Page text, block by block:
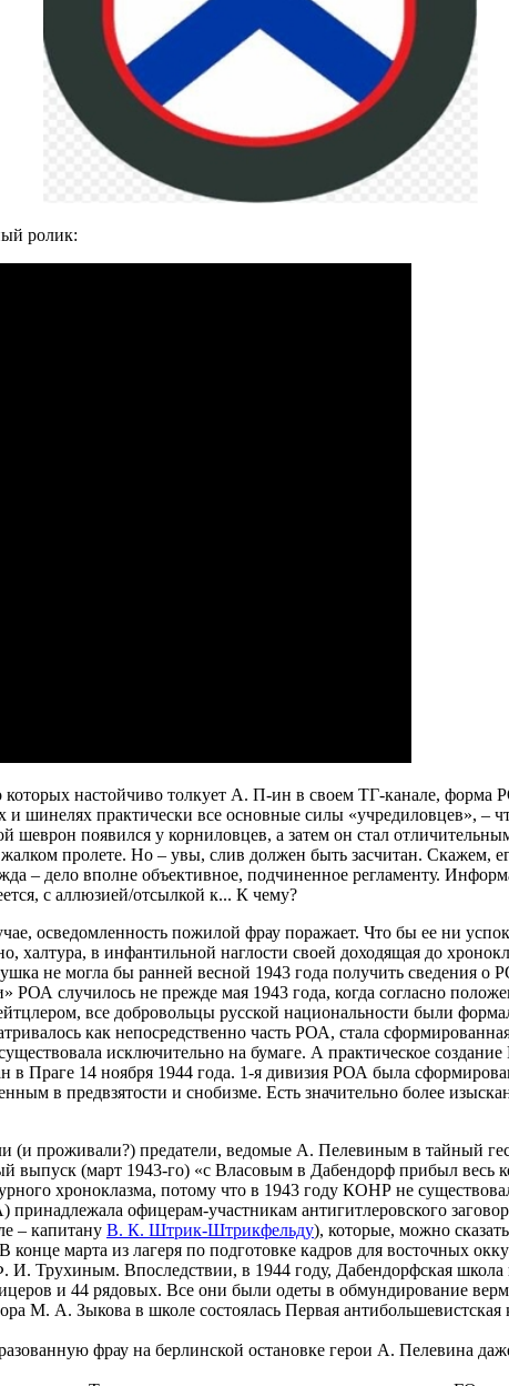
ролик:
настойчиво толкует А. П-ин в своем ТГ-канале,
шинелях практически все основные силы «учредиловцев», –
шеврон появился у корниловцев, а затем он стал
жалком пролете. Но – увы, слив должен быть засчитан.
– дело вполне объективное, подчиненное регламенту.
с аллюзией/отсылкой к... К чему?
осведомленность пожилой фрау поражает. Что бы ее ни
в инфантильной наглости своей доходящая до
не могла бы ранней весной 1943 года получить сведения
РОА случилось не прежде мая 1943 года, когда согласно
все добровольцы русской национальности были
как непосредственно часть РОА, стала
исключительно на бумаге. А практическое
Праге 14 ноября 1944 года. 1-я дивизия РОА была
в предвзятости и снобизме. Есть значительно более
(и проживали?) предатели, ведомые А. Пелевиным в тайный
выпуск (март 1943-го) «с Власовым в Дабендорф прибыл
хроноклазма, потому что в 1943 году КОНР не
офицерам-участникам антигитлеровского
– капитану В. К. Штрик-Штрикфельду), которые, можно
конце марта из лагеря по подготовке кадров для восточных
Трухиным. Впоследствии, в 1944 году, Дабендорфская школа
и 44 рядовых. Все они были одеты в обмундирование
М. А. Зыкова в школе состоялась Первая
фрау на берлинской остановке герои А. Пелевина